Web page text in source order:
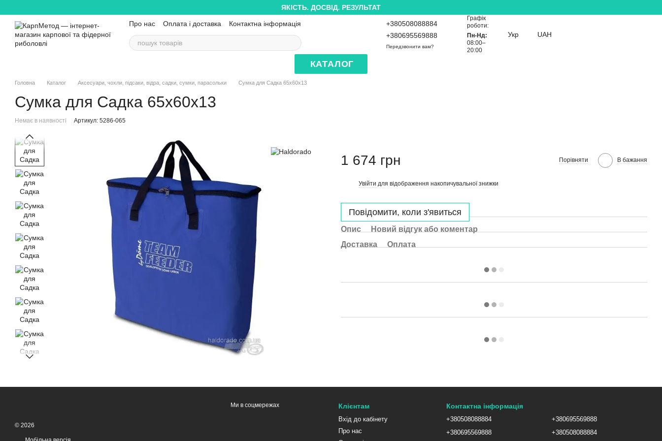
ЯКІСТЬ. ДОСВІД. РЕЗУЛЬТАТ
Про нас Оплата і доставка Контактна інформація
+380508088884
+380695569888
Передзвонити вам?
Графік
роботи:
Пн-Нд:
08:00–
20:00
Укр UAH
КАТАЛОГ
Головна Каталог Аксесуари, чохли, підсаки, відра, садки, сумки, парасольки Сумка для Садка 65х60х13
Сумка для Садка 65х60х13
Немає в наявності Артикул: 5286-065
1 674 грн Порівняти В бажання
Увійти для відображення накопичувальної знижки
Повідомити, коли з'явиться
Опис
Новий відгук або коментар
Доставка
Оплата
© 2026
Ми в соцмережах Клієнтам
Вхід до кабінету
Про нас
Контактна інформація
+380508088884
+380695569888
+380695569888
+380508088884